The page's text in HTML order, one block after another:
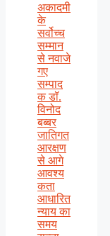
अकादमी
के
सर्वोच्च
सम्मान
से नवाजे
गए
सम्पाद
क डॉ.
विनोद
बब्बर
जातिगत
आरक्षण
से आगे
आवश्य
कता
आधारित
न्याय का
समय